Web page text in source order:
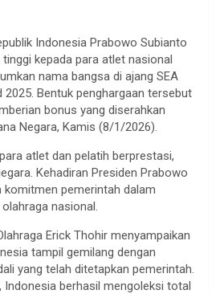
Indonesia Prabowo Subianto
kepada para atlet nasional
nama bangsa di ajang SEA
2025. Bentuk penghargaan tersebut
bonus yang diserahkan
Negara, Kamis (8/1/2026).
atlet dan pelatih berprestasi,
Kehadiran Presiden Prabowo
komitmen pemerintah dalam
nasional.
Erick Thohir menyampaikan
tampil gemilang dengan
yang telah ditetapkan pemerintah.
Indonesia berhasil mengoleksi total